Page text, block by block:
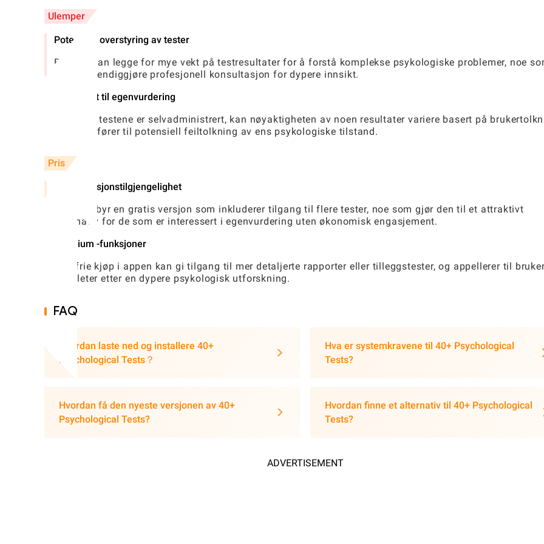
Ulemper
Potensiell overstyring av tester
Brukere kan legge for mye vekt på testresultater for å forstå komplekse psykologiske problemer, noe
kan nødvendiggjøre profesjonell konsultasjon for dypere innsikt.
Begrenset til egenvurdering
Ettersom testene er selvadministrert, kan nøyaktigheten av noen resultater variere basert på
noe som fører til potensiell feiltolkning av ens psykologiske tilstand.
Pris
Gratis versjonstilgjengelighet
Appen tilbyr en gratis versjon som inkluderer tilgang til flere tester, noe som gjør den til et attraktivt
alternativ for de som er interessert i egenvurdering uten økonomisk engasjement.
Premium -funksjoner
Valgfrie kjøp i appen kan gi tilgang til mer detaljerte rapporter eller tilleggstester, og appellerer til
som leter etter en dypere psykologisk utforskning.
FAQ
Hvordan laste ned og installere 40+
Psychological Tests？
Hva er systemkravene til 40+ Psychological
Tests?
Hvordan få den nyeste versjonen av 40+
Psychological Tests?
Hvordan finne et alternativ til 40+ Psychological
Tests?
ADVERTISEMENT